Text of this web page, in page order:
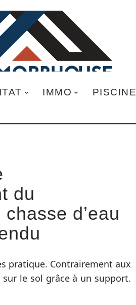
IMMO PISCINE
du
d’eau
pratique. Contrairement aux
le sol grâce à un support.